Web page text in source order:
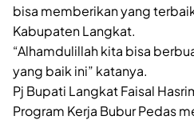
bisa memberikan yang
Kabupaten Langkat.
“Alhamdulillah kita bisa
yang baik ini” katanya.
Pj Bupati Langkat Faisal
Program Kerja Bubur Pedas